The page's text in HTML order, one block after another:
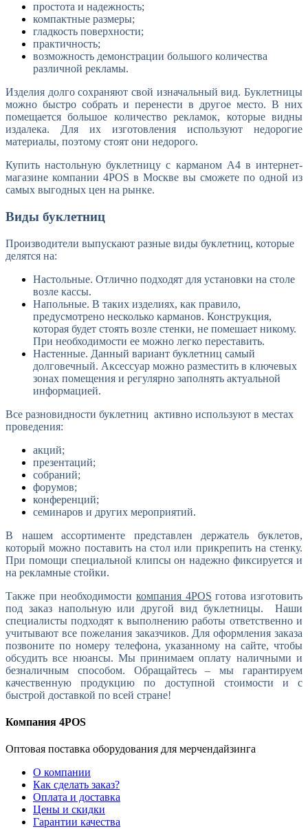
простота и надежность;
компактные размеры;
гладкость поверхности;
практичность;
возможность демонстрации большого количества
различной рекламы.
Изделия долго сохраняют свой изначальный вид. Буклетницы
можно быстро собрать и перенести в другое место. В них
помещается большое количество рекламок, которые видны
издалека. Для их изготовления используют недорогие
материалы, поэтому стоят они недорого.
Купить настольную буклетницу с карманом А4 в интернет-
магазине компании 4POS в Москве вы сможете по одной из
самых выгодных цен на рынке.
Виды буклетниц
Производители выпускают разные виды буклетниц, которые
делятся на:
Настольные. Отлично подходят для установки на столе
возле кассы.
Напольные. В таких изделиях, как правило,
предусмотрено несколько карманов. Конструкция,
которая будет стоять возле стенки, не помешает никому.
При необходимости ее можно легко переставить.
Настенные. Данный вариант буклетниц самый
долговечный. Аксессуар можно разместить в ключевых
зонах помещения и регулярно заполнять актуальной
информацией.
Все разновидности буклетниц активно используют в местах
проведения:
акций;
презентаций;
собраний;
форумов;
конференций;
семинаров и других мероприятий.
В нашем ассортименте представлен держатель буклетов,
который можно поставить на стол или прикрепить на стенку.
При помощи специальной клипсы он надежно фиксируется и
на рекламные стойки.
Также при необходимости компания 4POS готова изготовить
под заказ напольную или другой вид буклетницы. Наши
специалисты подходят к выполнению работы ответственно и
учитывают все пожелания заказчиков. Для оформления заказа
позвоните по номеру телефона, указанному на сайте, чтобы
обсудить все нюансы. Мы принимаем оплату наличными и
безналичным способом. Обращайтесь – мы гарантируем
качественную продукцию по доступной стоимости и с
быстрой доставкой по всей стране!
Компания 4POS
Оптовая поставка оборудования для мерчендайзинга
О компании
Как сделать заказ?
Оплата и доставка
Цены и скидки
Гарантии качества